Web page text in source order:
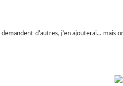
d'autres, j'en ajouterai... mais